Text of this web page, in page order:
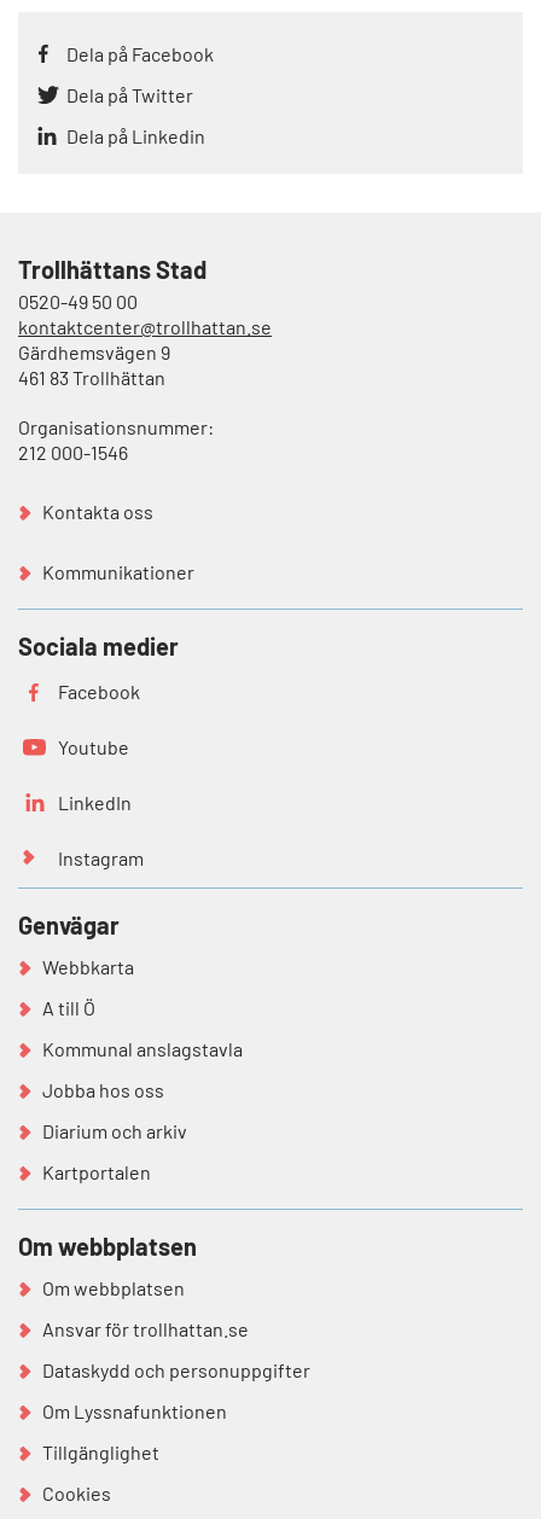
Dela på Facebook
Dela på Twitter
Dela på Linkedin
Trollhättans Stad
0520-49 50 00
kontaktcenter@trollhattan.se
Gärdhemsvägen 9
461 83 Trollhättan
Organisationsnummer:
212 000-1546
Kontakta oss
Kommunikationer
Sociala medier
Facebook
Youtube
LinkedIn
Instagram
Genvägar
Webbkarta
A till Ö
Kommunal anslagstavla
Jobba hos oss
Diarium och arkiv
Kartportalen
Om webbplatsen
Om webbplatsen
Ansvar för trollhattan.se
Dataskydd och personuppgifter
Om Lyssnafunktionen
Tillgänglighet
Cookies